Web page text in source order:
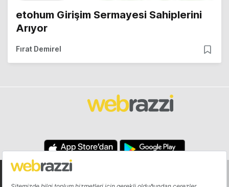
etohum Girişim Sermayesi Sahiplerini
Arıyor
Fırat Demirel